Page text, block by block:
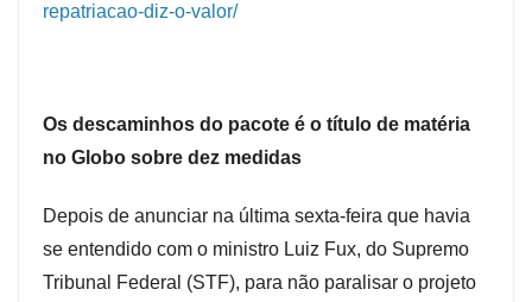
repatriacao-diz-o-valor/
Os descaminhos do pacote é o título de matéria
no Globo sobre dez medidas
Depois de anunciar na última sexta-feira que havia
se entendido com o ministro Luiz Fux, do Supremo
Tribunal Federal (STF), para não paralisar o projeto